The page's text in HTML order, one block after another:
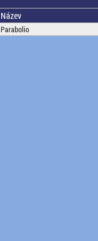
Název
Parabolio